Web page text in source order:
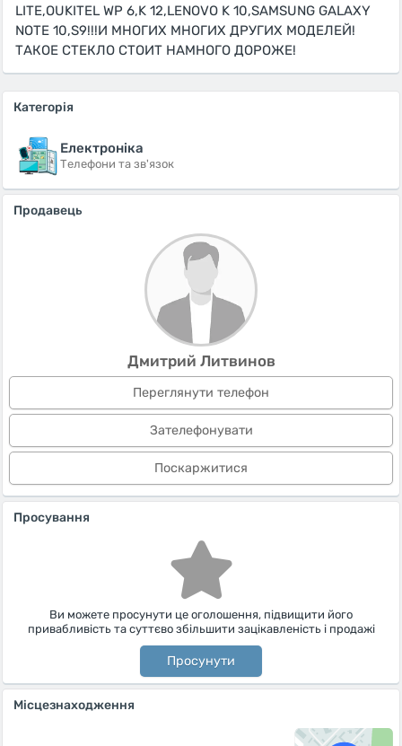
LITE,OUKITEL WP 6,K 12,LENOVO K 10,SAMSUNG GALAXY
NOTE 10,S9!!!И МНОГИХ МНОГИХ ДРУГИХ МОДЕЛЕЙ!
ТАКОЕ СТЕКЛО СТОИТ НАМНОГО ДОРОЖЕ!
Категорія
Електроніка
Телефони та зв'язок
Продавець
Дмитрий Литвинов
Переглянути телефон
Зателефонувати
Поскаржитися
Просування
Ви можете просунути це оголошення, підвищити його
привабливість та суттєво збільшити зацікавленість і продажі
Просунути
Місцезнаходження